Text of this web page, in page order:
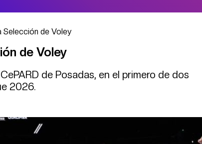
de Voley
de Voley
de Posadas, en el primero de dos
2026.